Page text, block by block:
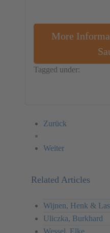
More
Tagged under:
Zurück
Weiter
Related Articles
Wijnen, Henk &
Uliczka, Burkhard
Wessel, Elke